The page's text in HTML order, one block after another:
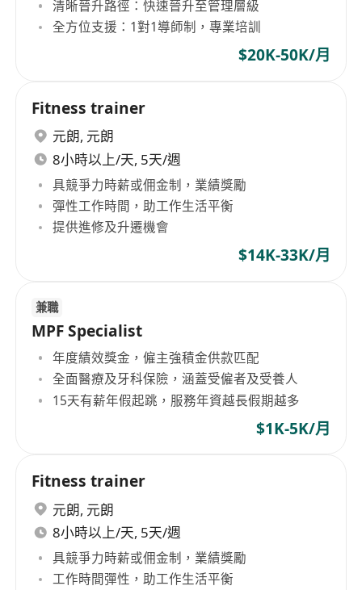
清晰晉升路徑：快速晉升至管理層級
全方位支援：1對1導師制，專業培訓
$20K-50K/月
Fitness trainer
元朗, 元朗
8小時以上/天, 5天/週
具競爭力時薪或佣金制，業績獎勵
彈性工作時間，助工作生活平衡
提供進修及升遷機會
$14K-33K/月
兼職
MPF Specialist
年度績效獎金，僱主強積金供款匹配
全面醫療及牙科保險，涵蓋受僱者及受養人
15天有薪年假起跳，服務年資越長假期越多
$1K-5K/月
Fitness trainer
元朗, 元朗
8小時以上/天, 5天/週
具競爭力時薪或佣金制，業績獎勵
工作時間彈性，助工作生活平衡